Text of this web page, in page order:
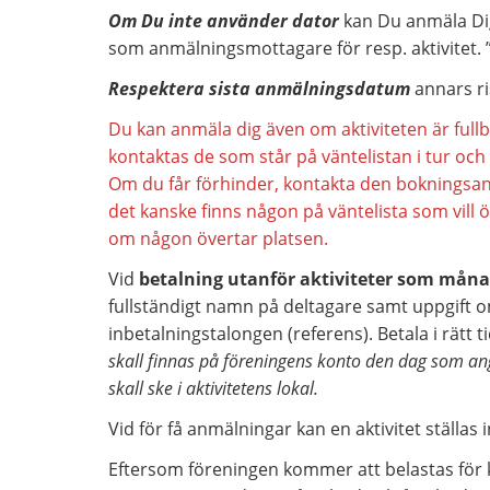
Om Du inte använder datorkan Du anmäla
som anmälningsmottagare för resp. aktivitet.
Respektera sista anmälningsdatumannars
Du kan anmäla dig även om aktiviteten är
kontaktas de som står på väntelistan i tur
Om du får förhinder, kontakta den
det kanske finns någon på väntelista som vill
om någon övertar platsen.
Vid betalning utanför aktiviteter som
fullständigt namn på deltagare samt uppgift
inbetalningstalongen (referens). Betala i
skall finnas på föreningens konto den dag som
skall ske i aktivitetens lokal.
Vid för få anmälningar kan en aktivitet ställas
Eftersom föreningen kommer att belastas